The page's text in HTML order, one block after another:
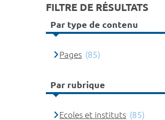
FILTRE DE RÉSULTATS
Par type de contenu
Pages (85)
Par rubrique
Ecoles et instituts (85)